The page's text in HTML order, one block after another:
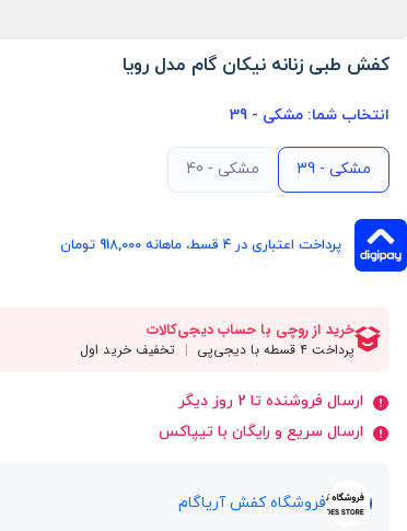
کفش طبی زنانه نیکان گام مدل رویا
انتخاب شما: مشکی - 39
مشکی - 39 مشکی - 40
پرداخت اعتباری در ۴ قسط، ماهانه 918,000 تومان
ارسال فروشنده تا 2 روز دیگر
ارسال سریع و رایگان با تیپاکس
فروشگاه کفش آریاگام